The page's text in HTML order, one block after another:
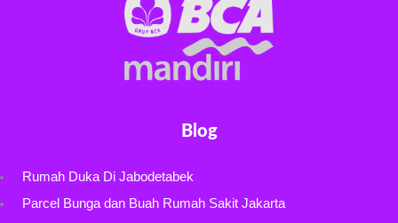
Blog
Rumah Duka Di Jabodetabek
Parcel Bunga dan Buah Rumah Sakit Jakarta